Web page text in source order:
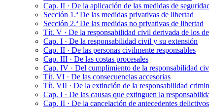
Cap. II · De la aplicación de las medidas de
Sección 1.ª De las medidas privativas de libertad
Sección 2.ª De las medidas no privativas de libertad
Tít. V · De la responsabilidad civil derivada de los
Cap. I · De la responsabilidad civil y su extensión
Cap. II · De las personas civilmente responsables
Cap. III · De las costas procesales
Cap. IV · Del cumplimiento de la responsabilidad
Tít. VI · De las consecuencias accesorias
Tít. VII · De la extinción de la responsabilidad
Cap. I · De las causas que extinguen la
Cap. II · De la cancelación de antecedentes delictivos